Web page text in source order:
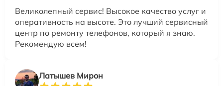
Великолепный сервис! Высокое качество услуг и
оперативность на высоте. Это лучший сервисный
центр по ремонту телефонов, который я знаю.
Рекомендую всем!
Латышев Мирон